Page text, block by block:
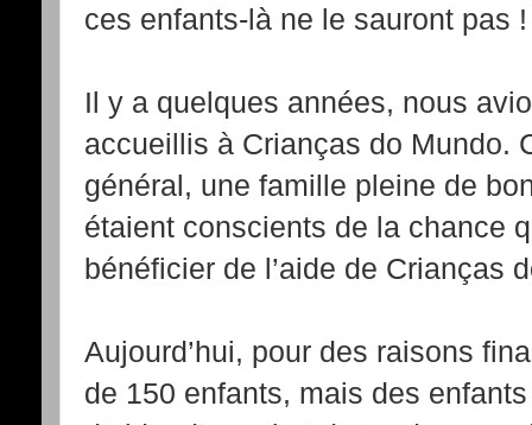
ces enfants-là ne le sauront pas
Il y a quelques années, nous
accueillis à Crianças do Mundo.
général, une famille pleine de
étaient conscients de la chance
bénéficier de l’aide de Crianças
Aujourd’hui, pour des raisons
de 150 enfants, mais des